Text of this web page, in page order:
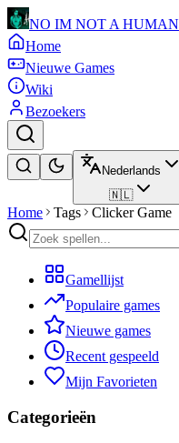
NO IM NOT A HUMAN
Home
Nieuwe Games
Wiki
Bezoekers
Nederlands
🇳🇱
Home Tags Clicker Game
Gamellijst
Populaire games
Nieuwe games
Recent gespeeld
Mijn Favorieten
Categorieën